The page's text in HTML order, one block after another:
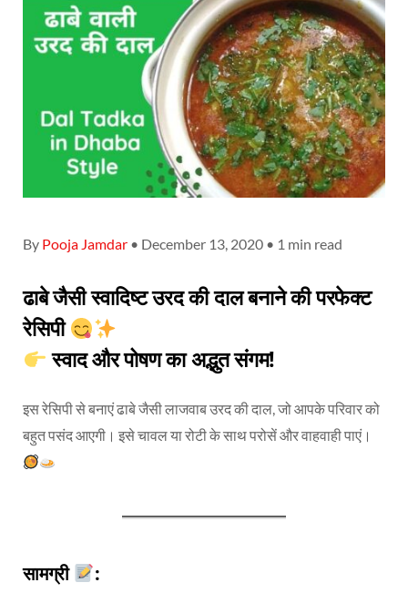
By Pooja Jamdar • December 13, 2020 • 1 min read
ढाबे जैसी स्वादिष्ट उरद की दाल बनाने की परफेक्ट
रेसिपी
स्वाद और पोषण का अद्भुत संगम!
इस रेसिपी से बनाएं ढाबे जैसी लाजवाब उरद की दाल, जो आपके परिवार को
बहुत पसंद आएगी। इसे चावल या रोटी के साथ परोसें और वाहवाही पाएं।
सामग्री :